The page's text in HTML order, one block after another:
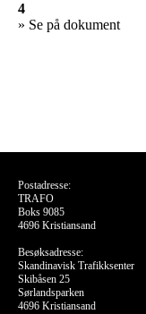
4
» Se på dokument
Postadresse:
TRAFO
Boks 9085
4696 Kristiansand
Besøksadresse:
Skandinavisk Trafikksenter
Skibåsen 25
Sørlandsparken
4696 Kristiansand